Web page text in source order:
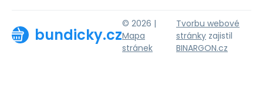
bundicky.cz
© 2026 |
Mapa
stránek
Tvorbu webové
stránky zajistil
BINARGON.cz